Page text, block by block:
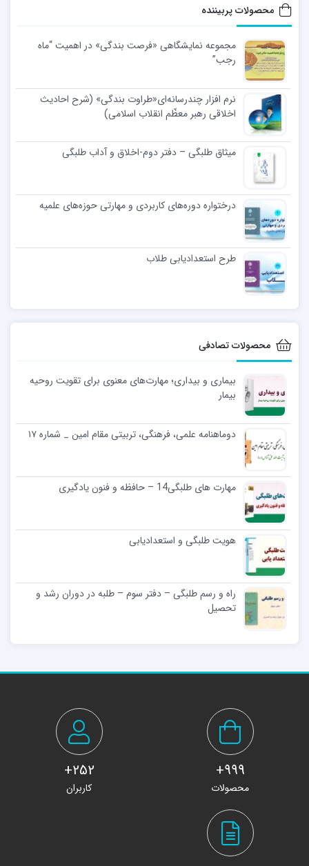
محصولات پربیننده
مجموعه نمایشگاهی «فرصت بندگی» در اهمیت “ماه
رجب”
نرم افزار چندرسانه‌ای«طراوت بندگی» (شرح احادیث
اخلاقی رهبر معظّم انقلاب اسلامی)
میثاق طلبگی – دفتر دوم-اخلاق و آداب طلبگی
درختواره دوره‌های کاربردی و مهارتی حوزه‌های علمیه
طرح استعدادیابی طلاب
محصولات تصادفی
بیماری و بیداری؛ مهارت‌های معنوی برای تقویت روحیه
بیمار
دوماهنامه علمی، فرهنگی، تربیتی مقام امین _ شماره ۱۷
مهارت های طلبگی14 – حافظه و فنون یادگیری
هویت طلبگی و استعدادیابی
راه و رسم طلبگی – دفتر سوم – طلبه در دوران رشد و
تحصیل
999+
محصولات
252+
کاربران